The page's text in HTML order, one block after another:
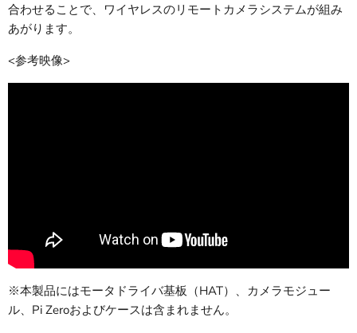
合わせることで、ワイヤレスのリモートカメラシステムが組み
あがります。
<参考映像>
※本製品にはモータドライバ基板（HAT）、カメラモジュー
ル、Pi Zeroおよびケースは含まれません。